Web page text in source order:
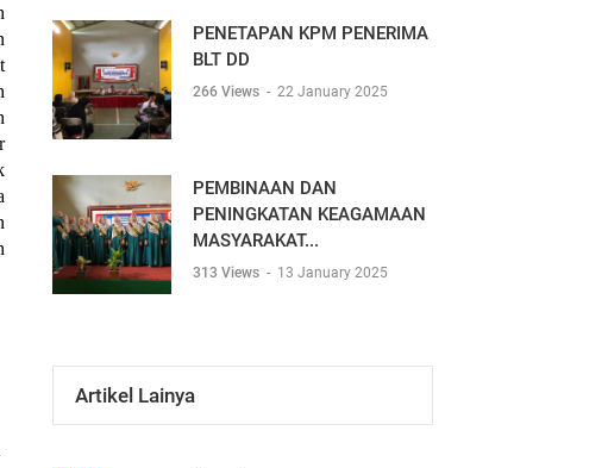
PENETAPAN KPM PENERIMA
BLT DD
266 Views - 22 January 2025
PEMBINAAN DAN
PENINGKATAN KEAGAMAAN
MASYARAKAT...
313 Views - 13 January 2025
Artikel Lainya